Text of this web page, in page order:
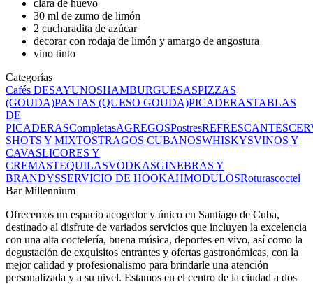
clara de huevo
30 ml de zumo de limón
2 cucharadita de azúcar
decorar con rodaja de limón y amargo de angostura
vino tinto
Categorías
Cafés DESAYUNOSHAMBURGUESASPIZZAS
(GOUDA)PASTAS (QUESO GOUDA)PICADERASTABLAS
DE
PICADERASCompletasAGREGOSPostresREFRESCANTES
SHOTS Y MIXTOSTRAGOS CUBANOSWHISKYSVINOS Y
CAVASLICORES Y
CREMASTEQUILASVODKASGINEBRAS Y
BRANDYSSERVICIO DE HOOKAHMODULOSRoturascoctel
Bar Millennium
Ofrecemos un espacio acogedor y único en Santiago de Cuba,
destinado al disfrute de variados servicios que incluyen la excelencia
con una alta coctelería, buena música, deportes en vivo, así como la
degustación de exquisitos entrantes y ofertas gastronómicas, con la
mejor calidad y profesionalismo para brindarle una atención
personalizada y a su nivel. Estamos en el centro de la ciudad a dos